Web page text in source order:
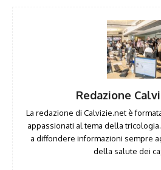
Redazione
La redazione di Calvizie.net è
appassionati al tema della tricologia.
a diffondere informazioni sempre
della salute dei